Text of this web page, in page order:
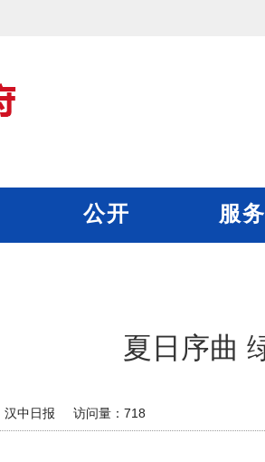
公开 服务
夏日序曲
汉中日报 访问量： 718